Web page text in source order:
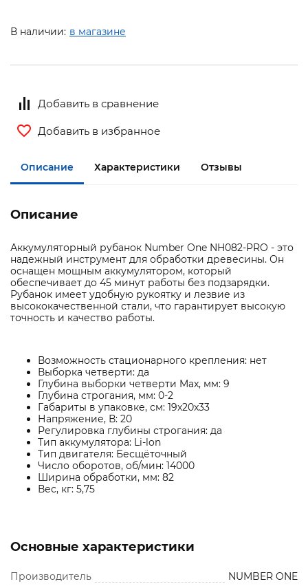
В наличии: в магазине
Добавить в сравнение
Добавить в избранное
Описание Характеристики Отзывы
Описание
Аккумуляторный рубанок Number One NH082-PRO - это
надежный инструмент для обработки древесины. Он
оснащен мощным аккумулятором, который
обеспечивает до 45 минут работы без подзарядки.
Рубанок имеет удобную рукоятку и лезвие из
высококачественной стали, что гарантирует высокую
точность и качество работы.
Возможность стационарного крепления: нет
Выборка четверти: да
Глубина выборки четверти Max, мм: 9
Глубина строгания, мм: 0-2
Габариты в упаковке, см: 19x20x33
Напряжение, В: 20
Регулировка глубины строгания: да
Тип аккумулятора: Li-lon
Тип двигателя: Бесщёточный
Число оборотов, об/мин: 14000
Ширина обработки, мм: 82
Вес, кг: 5,75
Основные характеристики
Производитель
NUMBER ONE